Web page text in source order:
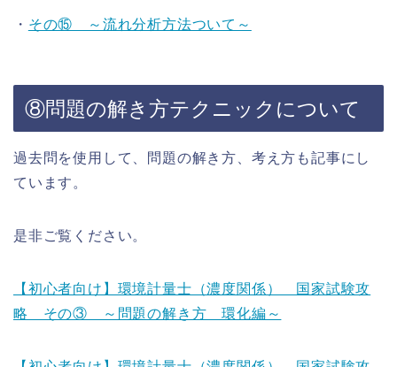
・ その⑮ ～流れ分析方法ついて～
⑧問題の解き方テクニックについて
過去問を使用して、問題の解き方、考え方も記事にし
ています。
是非ご覧ください。
【初心者向け】環境計量士（濃度関係） 国家試験攻
略 その③ ～問題の解き方 環化編～